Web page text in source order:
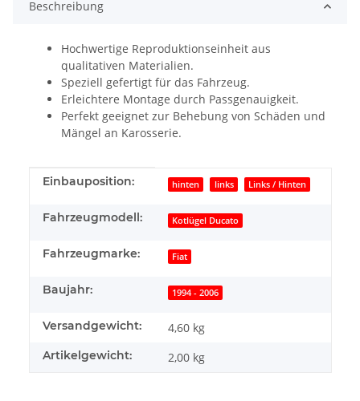
Beschreibung
Hochwertige Reproduktionseinheit aus
qualitativen Materialien.
Speziell gefertigt für das Fahrzeug.
Erleichtere Montage durch Passgenauigkeit.
Perfekt geeignet zur Behebung von Schäden und
Mängel an Karosserie.
Produkteigenschaft
Wert
Einbauposition: hinten links Links / Hinten
Fahrzeugmodell: Kotlügel Ducato
Fahrzeugmarke: Fiat
Baujahr: 1994 - 2006
Versandgewicht: 4,60 kg
Artikelgewicht: 2,00 kg